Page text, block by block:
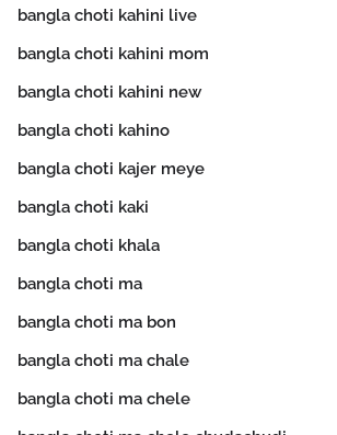
bangla choti kahini live
bangla choti kahini mom
bangla choti kahini new
bangla choti kahino
bangla choti kajer meye
bangla choti kaki
bangla choti khala
bangla choti ma
bangla choti ma bon
bangla choti ma chale
bangla choti ma chele